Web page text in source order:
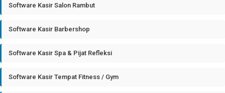
Software Kasir Salon Rambut
Software Kasir Barbershop
Software Kasir Spa & Pijat Refleksi
Software Kasir Tempat Fitness / Gym